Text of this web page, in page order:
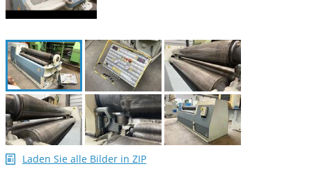
Laden Sie alle Bilder in ZIP